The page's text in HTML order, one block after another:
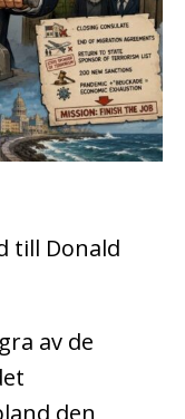
till Donald
av de
den